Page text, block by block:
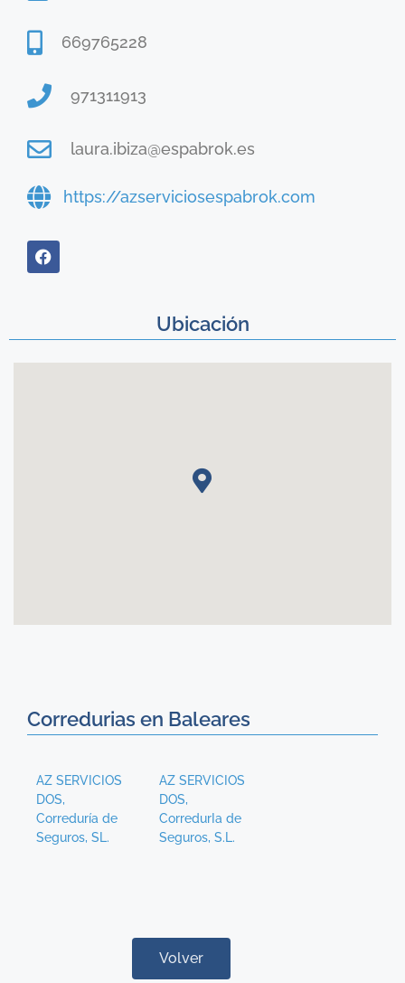
669765228
971311913
laura.ibiza@espabrok.es
https://azserviciosespabrok.com
Ubicación
Corredurias en Baleares
AZ SERVICIOS
DOS,
Correduría de
Seguros, SL.
AZ SERVICIOS
DOS,
CorredurIa de
Seguros, S.L.
Volver